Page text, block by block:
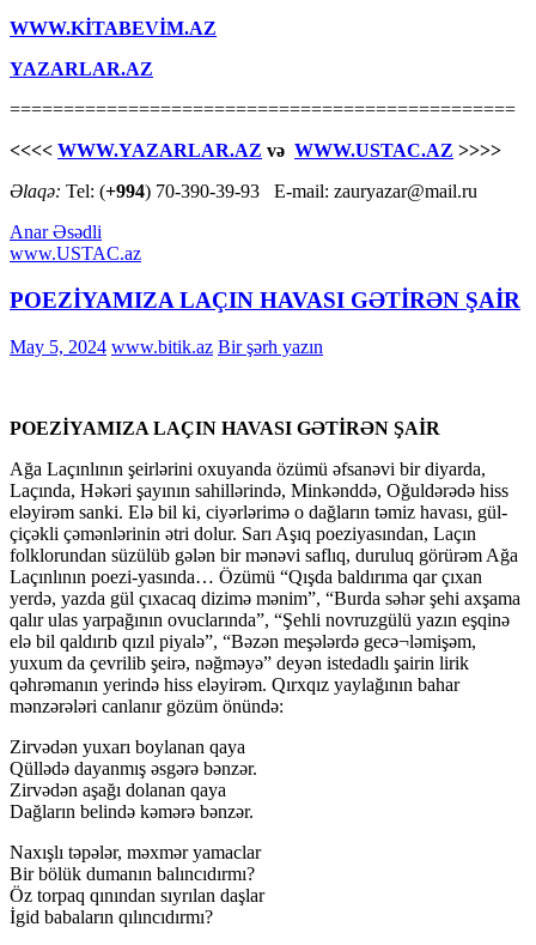
WWW.KİTABEVİM.AZ
YAZARLAR.AZ
===============================================
<<<< WWW.YAZARLAR.AZ və WWW.USTAC.AZ >>>>
Əlaqə: Tel: (+994) 70-390-39-93 E-mail: zauryazar@mail.ru
Anar Əsədli
www.USTAC.az
POEZİYAMIZA LAÇIN HAVASI GƏTİRƏN ŞAİR
May 5, 2024 www.bitik.az Bir şərh yazın
POEZİYAMIZA LAÇIN HAVASI GƏTİRƏN ŞAİR
Ağa Laçınlının şeirlərini oxuyanda özümü əfsanəvi bir diyarda,
Laçında, Həkəri şayının sahillərində, Minkənddə, Oğuldərədə hiss
eləyirəm sanki. Elə bil ki, ciyərlərimə o dağların təmiz havası, gül-
çiçəkli çəmənlərinin ətri dolur. Sarı Aşıq poeziyasından, Laçın
folklorundan süzülüb gələn bir mənəvi saflıq, duruluq görürəm Ağa
Laçınlının poezi-yasında… Özümü “Qışda baldırıma qar çıxan
yerdə, yazda gül çıxacaq dizimə mənim”, “Burda səhər şehi axşama
qalır ulas yarpağının ovuclarında”, “Şehli novruzgülü yazın eşqinə
elə bil qaldırıb qızıl piyalə”, “Bəzən meşələrdə gecə¬ləmişəm,
yuxum da çevrilib şeirə, nəğməyə” deyən istedadlı şairin lirik
qəhrəmanın yerində hiss eləyirəm. Qırxqız yaylağının bahar
mənzərələri canlanır gözüm önündə:
Zirvədən yuxarı boylanan qaya
Qüllədə dayanmış əsgərə bənzər.
Zirvədən aşağı dolanan qaya
Dağların belində kəmərə bənzər.
Naxışlı təpələr, məxmər yamaclar
Bir bölük dumanın balıncıdırmı?
Öz torpaq qınından sıyrılan daşlar
İgid babaların qılıncıdırmı?